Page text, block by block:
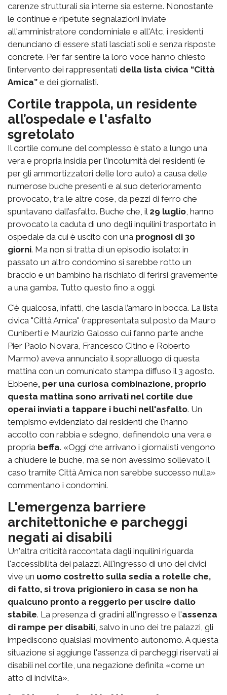
carenze strutturali sia interne sia esterne. Nonostante
le continue e ripetute segnalazioni inviate
all'amministratore condominiale e all'Atc, i residenti
denunciano di essere stati lasciati soli e senza risposte
concrete. Per far sentire la loro voce hanno chiesto
l’intervento dei rappresentati della lista civica “Città
Amica” e dei giornalisti.
Cortile trappola, un residente
all’ospedale e l'asfalto
sgretolato
Il cortile comune del complesso è stato a lungo una
vera e propria insidia per l'incolumità dei residenti (e
per gli ammortizzatori delle loro auto) a causa delle
numerose buche presenti e al suo deterioramento
provocato, tra le altre cose, da pezzi di ferro che
spuntavano dall’asfalto. Buche che, il 29 luglio , hanno
provocato la caduta di uno degli inquilini trasportato in
ospedale da cui è uscito con una prognosi di 30
giorni. Ma non si tratta di un episodio isolato: in
passato un altro condomino si sarebbe rotto un
braccio e un bambino ha rischiato di ferirsi gravemente
a una gamba. Tutto questo fino a oggi.
C’è qualcosa, infatti, che lascia l’amaro in bocca. La lista
civica "Città Amica" (rappresentata sul posto da Mauro
Cuniberti e Maurizio Galosso cui fanno parte anche
Pier Paolo Novara, Francesco Citino e Roberto
Marmo) aveva annunciato il sopralluogo di questa
mattina con un comunicato stampa diffuso il 3 agosto.
Ebbene, per una curiosa combinazione, proprio
questa mattina sono arrivati nel cortile due
operai inviati a tappare i buchi nell'asfalto. Un
tempismo evidenziato dai residenti che l'hanno
accolto con rabbia e sdegno, definendolo una vera e
propria beffa. «Oggi che arrivano i giornalisti vengono
a chiudere le buche, ma se non avessimo sollevato il
caso tramite Città Amica non sarebbe successo nulla»
commentano i condomini.
L'emergenza barriere
architettoniche e parcheggi
negati ai disabili
Un'altra criticità raccontata dagli inquilini riguarda
l'accessibilità dei palazzi. All'ingresso di uno dei civici
vive un uomo costretto sulla sedia a rotelle che,
di fatto, si trova prigioniero in casa se non ha
qualcuno pronto a reggerlo per uscire dallo
stabile. La presenza di gradini all'ingresso e l'assenza
di rampe per disabili , salvo in uno dei tre palazzi, gli
impediscono qualsiasi movimento autonomo. A questa
situazione si aggiunge l'assenza di parcheggi riservati ai
disabili nel cortile, una negazione definita «come un
atto di inciviltà».